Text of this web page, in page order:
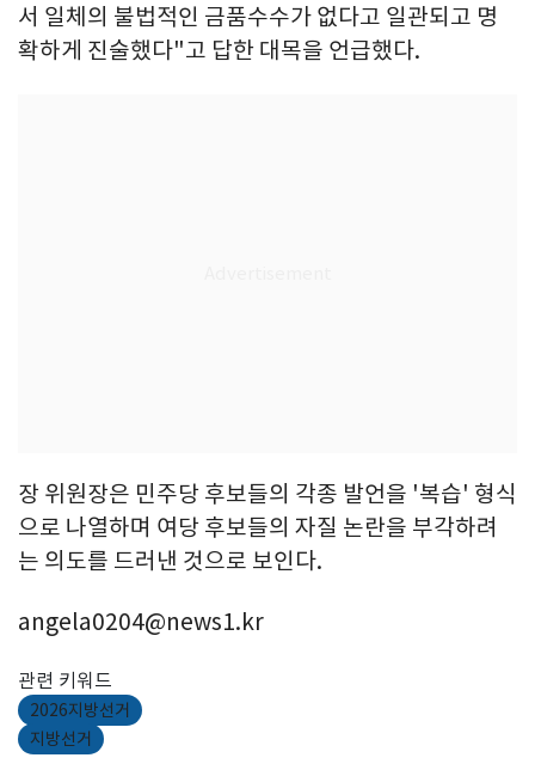
서 일체의 불법적인 금품수수가 없다고 일관되고 명
확하게 진술했다"고 답한 대목을 언급했다.
장 위원장은 민주당 후보들의 각종 발언을 '복습' 형식
으로 나열하며 여당 후보들의 자질 논란을 부각하려
는 의도를 드러낸 것으로 보인다.
angela0204@news1.kr
관련 키워드
2026지방선거
지방선거